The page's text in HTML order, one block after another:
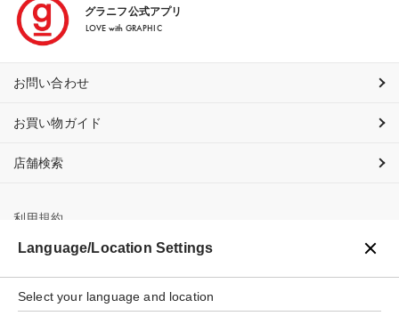
グラニフ公式アプリ
LOVE with GRAPHIC
お問い合わせ
お買い物ガイド
店舗検索
利用規約
プライバシーポリシー
特定商取引法に基づく表示
Language/Location Settings
Select your language and location